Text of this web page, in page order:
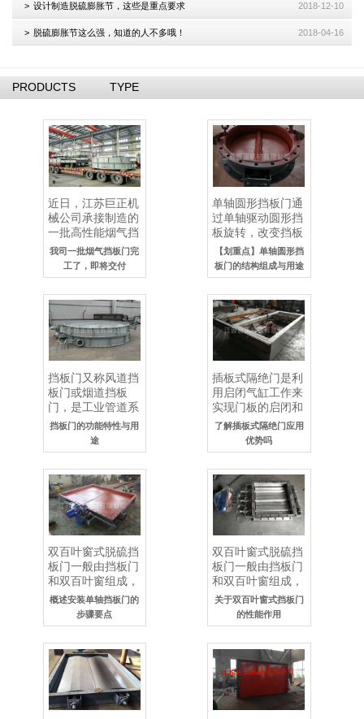
2018-12-10
设计制造脱硫膨胀节，这些是重点要求
2018-04-16
脱硫膨胀节这么强，知道的人不多哦！
PRODUCTS TYPE
近日，江苏巨正机
械公司承接制造的
一批高性能烟气挡
板门顺利完成生
产，经质检部门严
格检测，各项性能
我司一批烟气挡板门完
工了，即将交付
单轴圆形挡板门通
过单轴驱动圆形挡
板旋转，改变挡板
与管道截面的相对
角度，从而控制介
质流通状态，主要
【划重点】单轴圆形挡
板门的结构组成与用途
挡板门又称风道挡
板门或烟道挡板
门，是工业管道系
统中用于​​精准截断
或调节介质流动​​的
关键设备，广泛..
挡板门的功能特性与用
途
插板式隔绝门是利
用启闭气缸工作来
实现门板的启闭和
锁紧作用，从而来
隔绝工作介质。该
产品工作可靠、启
了解插板式隔绝门应用
优势吗
双百叶窗式脱硫挡
板门一般由挡板门
和双百叶窗组成，
具有结构合理，叶
片刚性好，运行稳
定可靠等优势，主
要用..
概述安装单轴挡板门的
步骤要点
双百叶窗式脱硫挡
板门一般由挡板门
和双百叶窗组成，
具有结构合理，叶
片刚性好，运行稳
定可靠等优势，主
要用..
关于双百叶窗式挡板门
的性能作用